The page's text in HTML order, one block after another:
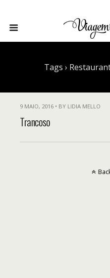
Tags ›
9 MAIO, 2016 • BY LIDIA MELLO
Trancoso